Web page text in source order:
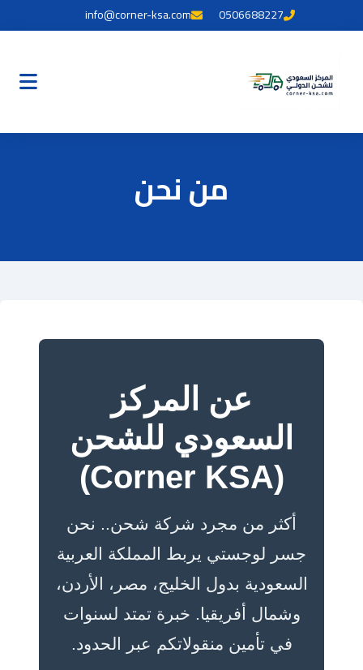
0506688227
info@corner-ksa.com
من نحن
عن المركز
السعودي للشحن
(Corner KSA)
أكثر من مجرد شركة شحن.. نحن
جسر لوجستي يربط المملكة العربية
السعودية بدول الخليج، مصر، الأردن،
وشمال أفريقيا. خبرة تمتد لسنوات
في تأمين منقولاتكم عبر الحدود.